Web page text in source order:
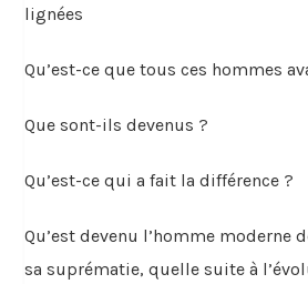
lignées
Qu’est-ce que tous ces hommes
Que sont-ils devenus ?
Qu’est-ce qui a fait la différence ?
Qu’est devenu l’homme moderne
sa suprématie, quelle suite à